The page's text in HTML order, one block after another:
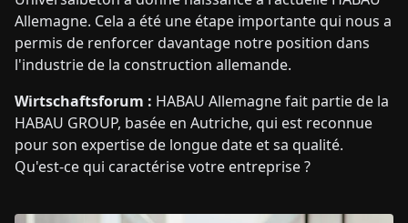
Allemagne. Cela a été une étape importante qui nous a
permis de renforcer davantage notre position dans
l'industrie de la construction allemande.
Wirtschaftsforum : HABAU Allemagne fait partie de la
HABAU GROUP, basée en Autriche, qui est reconnue
pour son expertise de longue date et sa qualité.
Qu'est-ce qui caractérise votre entreprise ?